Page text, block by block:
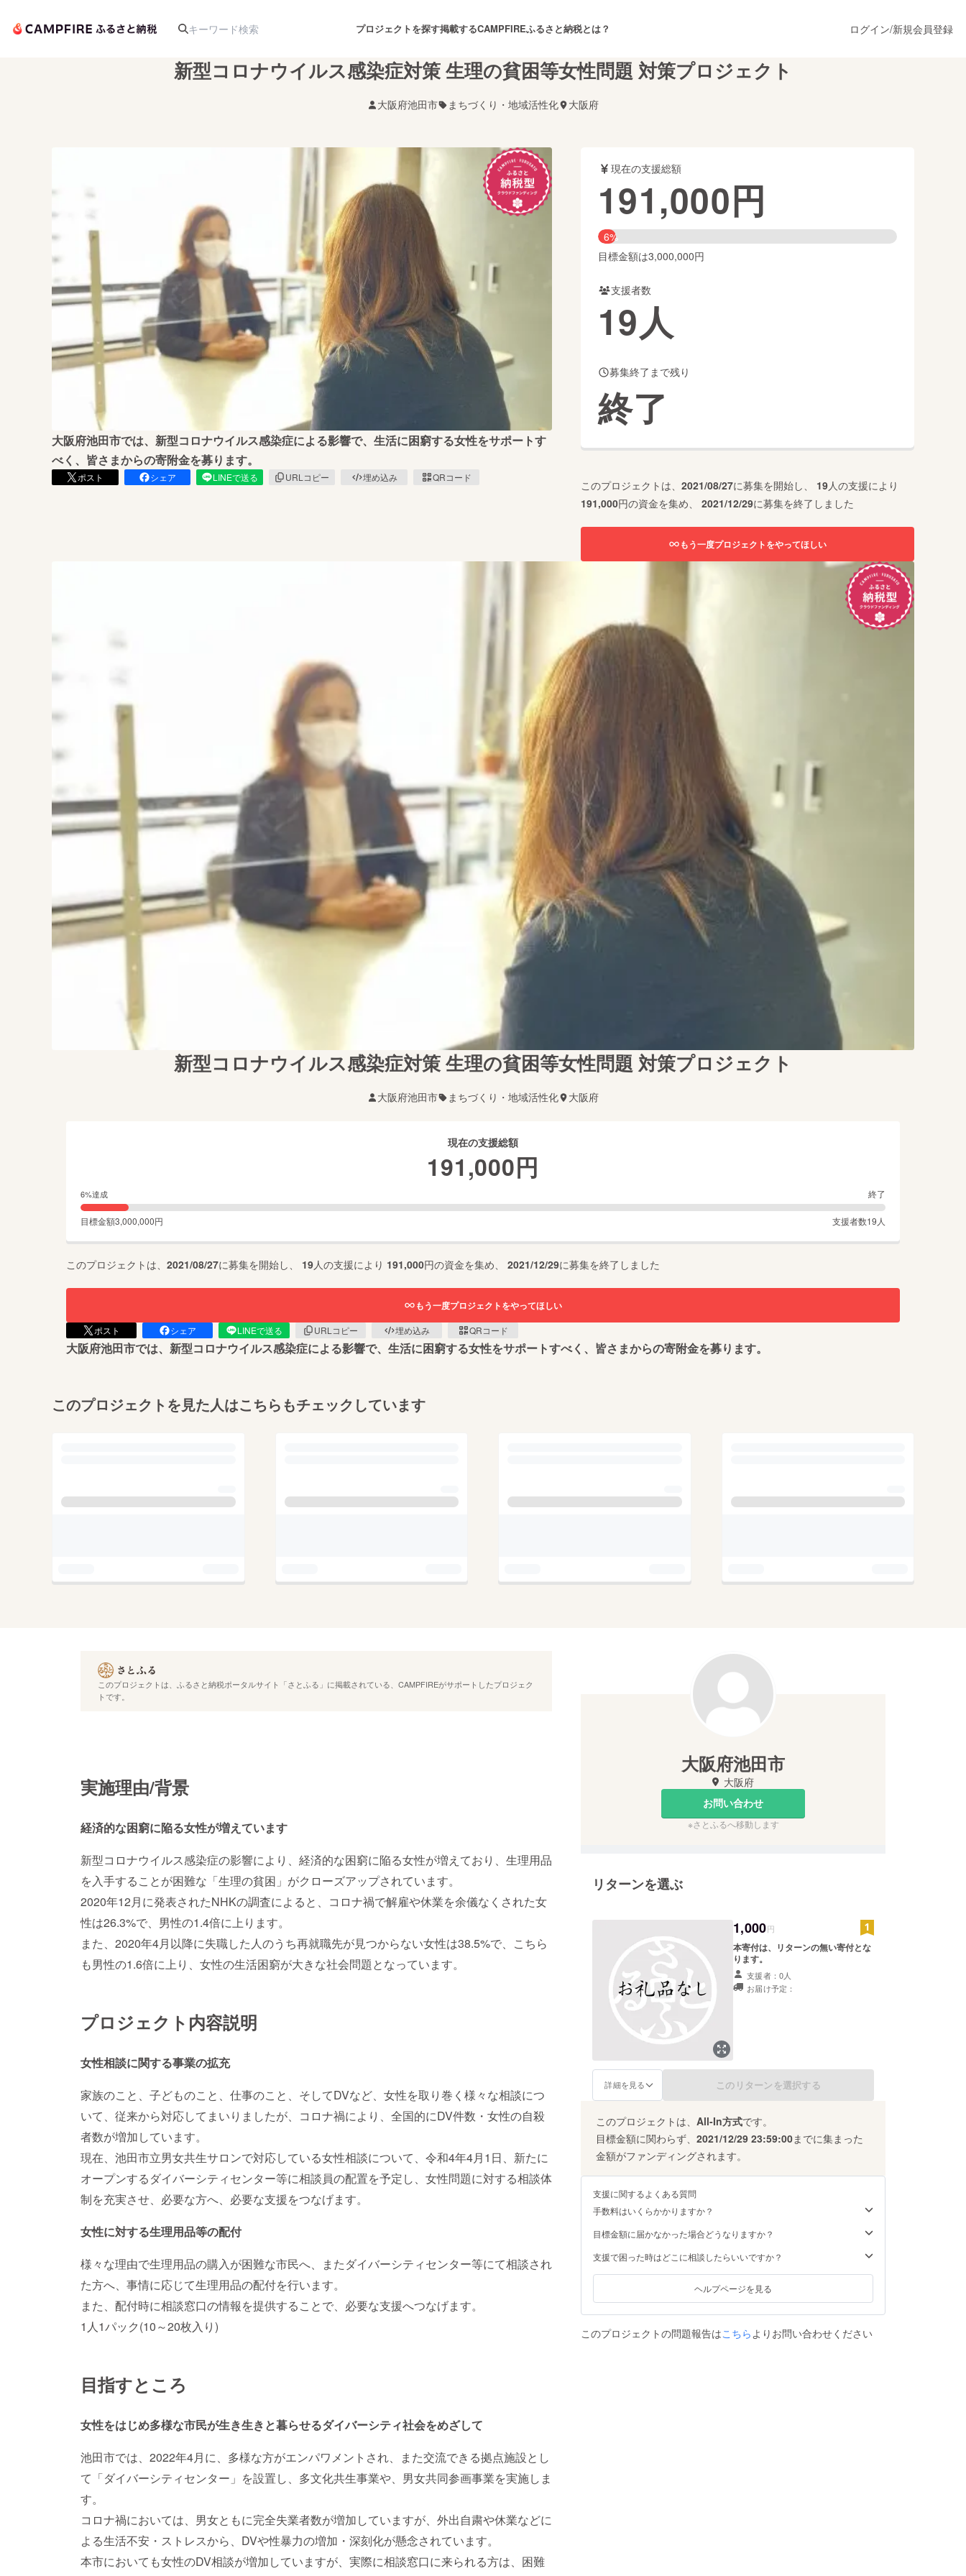
プロジェクトを探す
舞台・パフォーマンス
テクノロジー・ガジェット ゲーム・サービス開発 フード・飲食店 ファッション
映像・映画 書籍・雑誌出版
ビジネス・起業 チャレンジ ビューティー・ヘルスケア
まちづくり・地域活性化
CAMPFIRE for Social GoodCAMPFIRE Creation
machi-ya
掲載するCAMPFIREふるさと納税とは？ ログイン/新規会員登録
新型コロナウイルス感染症対策 生理の貧困等女性問題 対策プロジェクト
大阪府池田市 まちづくり・地域活性化 大阪府
大阪府池田市では、新型コロナウイルス感染症による影響で、生活に困窮する女性をサポートす
べく、皆さまからの寄附金を募ります。
ポスト シェア LINEで送る URLコピー 埋め込み QRコード
現在の支援総額
191,000円
6%
目標金額は3,000,000円
支援者数
19人
募集終了まで残り
終了
このプロジェクトは、 2021/08/27に募集を開始し、 19人の支援により
191,000円の資金を集め、 2021/12/29に募集を終了しました
もう一度プロジェクトをやってほしい
新型コロナウイルス感染症対策 生理の貧困等女性問題 対策プロジェクト
大阪府池田市 まちづくり・地域活性化 大阪府
現在の支援総額
191,000円
6%達成 終了
目標金額3,000,000円 支援者数19 人
このプロジェクトは、 2021/08/27に募集を開始し、 19人の支援により 191,000円の資金を集め、 2021/12/29に募集を終了しました
もう一度プロジェクトをやってほしい
ポスト シェア LINEで送る URLコピー 埋め込み QRコード
大阪府池田市では、新型コロナウイルス感染症による影響で、生活に困窮する女性をサポートすべく、皆さまからの寄附金を募ります。
このプロジェクトを見た人はこちらもチェックしています
このプロジェクトは、ふるさと納税ポータルサイト「さとふる」に掲載されている、CAMPFIREがサポートしたプロジェク
トです。
実施理由/背景
経済的な困窮に陥る女性が増えています
新型コロナウイルス感染症の影響により、経済的な困窮に陥る女性が増えており、生理用品
を入手することが困難な「生理の貧困」がクローズアップされています。
2020年12月に発表されたNHKの調査によると、コロナ禍で解雇や休業を余儀なくされた女
性は26.3%で、男性の1.4倍に上ります。
また、2020年4月以降に失職した人のうち再就職先が見つからない女性は38.5%で、こちら
も男性の1.6倍に上り、女性の生活困窮が大きな社会問題となっています。
プロジェクト内容説明
女性相談に関する事業の拡充
家族のこと、子どものこと、仕事のこと、そしてDVなど、女性を取り巻く様々な相談につ
いて、従来から対応してまいりましたが、コロナ禍により、全国的にDV件数・女性の自殺
者数が増加しています。
現在、池田市立男女共生サロンで対応している女性相談について、令和4年4月1日、新たに
オープンするダイバーシティセンター等に相談員の配置を予定し、女性問題に対する相談体
制を充実させ、必要な方へ、必要な支援をつなげます。
女性に対する生理用品等の配付
様々な理由で生理用品の購入が困難な市民へ、またダイバーシティセンター等にて相談され
た方へ、事情に応じて生理用品の配付を行います。
また、配付時に相談窓口の情報を提供することで、必要な支援へつなげます。
1人1パック(10～20枚入り)
目指すところ
女性をはじめ多様な市民が生き生きと暮らせるダイバーシティ社会をめざして
池田市では、2022年4月に、多様な方がエンパワメントされ、また交流できる拠点施設とし
て「ダイバーシティセンター」を設置し、多文化共生事業や、男女共同参画事業を実施しま
す。
コロナ禍においては、男女ともに完全失業者数が増加していますが、外出自粛や休業などに
よる生活不安・ストレスから、DVや性暴力の増加・深刻化が懸念されています。
本市においても女性のDV相談が増加していますが、実際に相談窓口に来られる方は、困難
大阪府池田市
大阪府
お問い合わせ
※さとふるへ移動します
リターンを選ぶ
1,000円
本寄付は、リターンの無い寄付とな
ります。
支援者：0人
お届け予定：
詳細を見る このリターンを選択する
このプロジェクトは、 All-In方式です。
目標金額に関わらず、 2021/12/29 23:59:00までに集まった
金額がファンディングされます。
支援に関するよくある質問
手数料はいくらかかりますか？
目標金額に届かなかった場合どうなりますか？
支援で困った時はどこに相談したらいいですか？
ヘルプページを見る
このプロジェクトの問題報告はこちら よりお問い合わせください